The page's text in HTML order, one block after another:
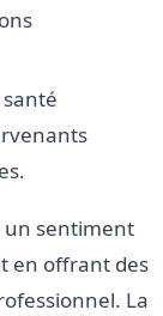
un sentiment
en offrant des
La